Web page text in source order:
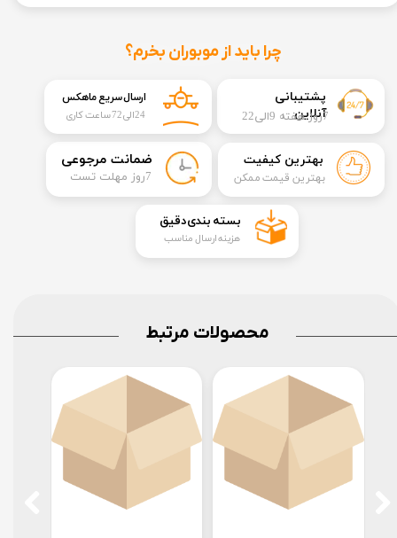
​​پشتیبانی
آنلاین7روز هفته 9الی22
چرا باید از موبوران بخرم؟
​ضمانت مرجوعی
​7روز مهلت تست
بهترین کیفیت
بهترین قیمت ممکن
ارسال سریع ماهکس
24الی72 ساعت کاری
​بسته بندی دقیق​​​​​​​
هزینه ارسال مناسب
محصولات مرتبط